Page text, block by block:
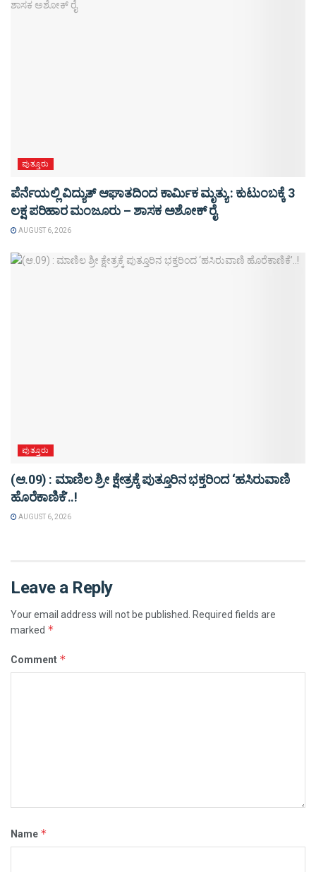
ಪುತ್ತೂರು
ಪೆರ್ನೆಯಲ್ಲಿ ವಿದ್ಯುತ್ ಆಘಾತದಿಂದ ಕಾರ್ಮಿಕ ಮೃತ್ಯು : ಕುಟುಂಬಕ್ಕೆ 3
ಲಕ್ಷ ಪರಿಹಾರ ಮಂಜೂರು – ಶಾಸಕ ಅಶೋಕ್ ರೈ
AUGUST 6, 2026
ಪುತ್ತೂರು
(ಆ.09) : ಮಾಣಿಲ ಶ್ರೀ ಕ್ಷೇತ್ರಕ್ಕೆ ಪುತ್ತೂರಿನ ಭಕ್ತರಿಂದ ‘ಹಸಿರುವಾಣಿ
ಹೊರೆಕಾಣಿಕೆ’..!
AUGUST 6, 2026
Leave a Reply
Your email address will not be published.
Required fields are
marked *
Comment *
Name *